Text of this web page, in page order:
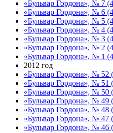
«Бульвар Гордона», № 7
«Бульвар Гордона», № 6
«Бульвар Гордона», № 5
«Бульвар Гордона», № 4
«Бульвар Гордона», № 3
«Бульвар Гордона», № 2
«Бульвар Гордона», № 1
2012 год
«Бульвар Гордона», № 52
«Бульвар Гордона», № 51
«Бульвар Гордона», № 50
«Бульвар Гордона», № 49
«Бульвар Гордона», № 48
«Бульвар Гордона», № 47
«Бульвар Гордона», № 46